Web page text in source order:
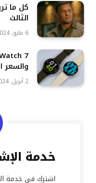
الثالث
6 مايو, 2024
والسعر
2 أبريل, 2024
خدمة
اشترك في خدمة